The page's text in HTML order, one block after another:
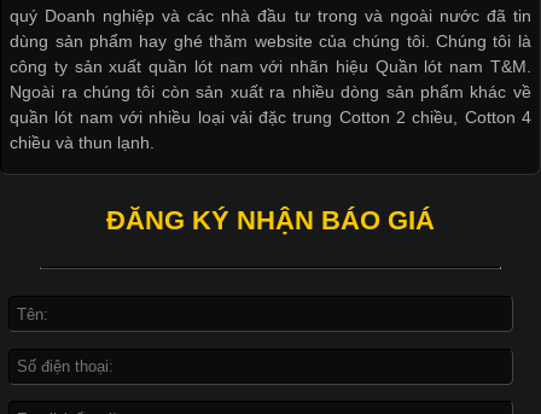
Công Nghệ In Chuyển Nhiệt Trong Ngành Thời Trang Hiện
Cập nhật 2026-04-21 15:41:03
In Chuyển Nhiệt Là Gì? Công Nghệ In Hiện Đại Trong Ngành
là một trong những công nghệ phổ biến nhờ khả năng tạo ra
dụng rộng rãi trong sản xuất áo thun, đồ thể thao
quý Doanh nghiệp và các nhà đầu tư trong và ngoài nước đã tin
dùng sản phẩm hay ghé thăm website của chúng tôi. Chúng tôi là
công ty sản xuất quần lót nam với nhãn hiệu Quần lót nam T&M.
Ngoài ra chúng tôi còn sản xuất ra nhiều dòng sản phẩm khác về
quần lót nam với nhiều loại vải đặc trung Cotton 2 chiều, Cotton 4
chiều và thun lạnh.
ĐĂNG KÝ NHẬN BÁO GIÁ